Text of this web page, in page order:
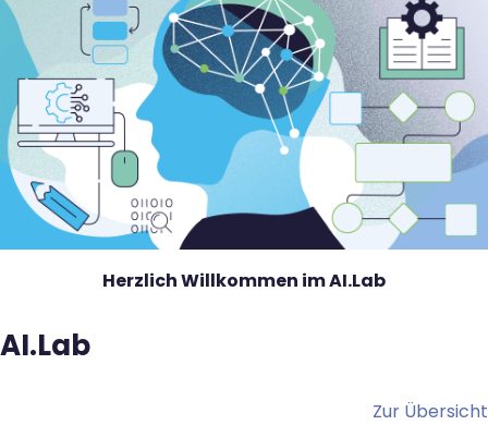
Herzlich Willkommen im AI.Lab
AI.Lab
Zur Übersicht